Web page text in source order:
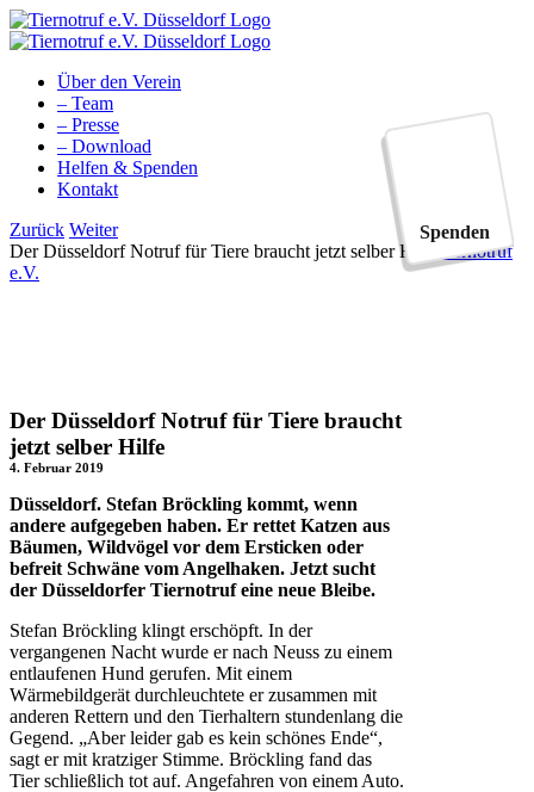
Zum
Inhalt
Über den Verein
– Team
– Presse
– Download
Helfen & Spenden
Kontakt
Facebook
YouTube
Instagram
Tiktok
Zurück Weiter
Der Düsseldorf Notruf für Tiere braucht jetzt selber Hilfe
Tiernotruf
e.V.
Der Düsseldorf Notruf für Tiere braucht
jetzt selber Hilfe
4. Februar 2019
Düsseldorf. Stefan Bröckling kommt, wenn
andere aufgegeben haben. Er rettet Katzen aus
Bäumen, Wildvögel vor dem Ersticken oder
befreit Schwäne vom Angelhaken. Jetzt sucht
der Düsseldorfer Tiernotruf eine neue Bleibe.
Stefan Bröckling klingt erschöpft. In der
vergangenen Nacht wurde er nach Neuss zu einem
entlaufenen Hund gerufen. Mit einem
Wärmebildgerät durchleuchtete er zusammen mit
anderen Rettern und den Tierhaltern stundenlang die
Gegend. „Aber leider gab es kein schönes Ende“,
sagt er mit kratziger Stimme. Bröckling fand das
Tier schließlich tot auf. Angefahren von einem Auto.
Spenden